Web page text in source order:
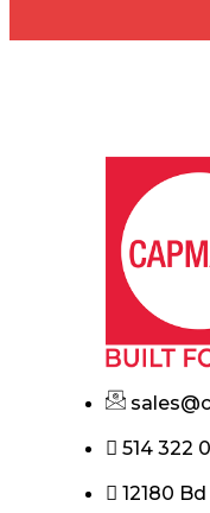
514 322
12180